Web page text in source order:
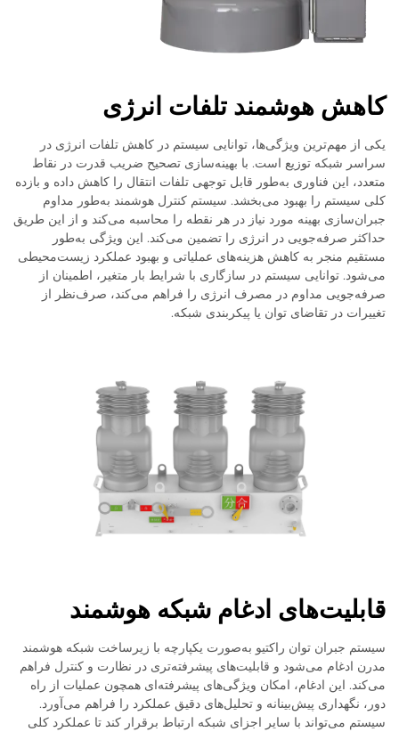
کاهش هوشمند تلفات انرژی
یکی از مهم‌ترین ویژگی‌ها، توانایی سیستم در کاهش تلفات انرژی در
سراسر شبکه توزیع است. با بهینه‌سازی تصحیح ضریب قدرت در نقاط
متعدد، این فناوری به‌طور قابل توجهی تلفات انتقال را کاهش داده و بازده
کلی سیستم را بهبود می‌بخشد. سیستم کنترل هوشمند به‌طور مداوم
جبران‌سازی بهینه مورد نیاز در هر نقطه را محاسبه می‌کند و از این طریق
حداکثر صرفه‌جویی در انرژی را تضمین می‌کند. این ویژگی به‌طور
مستقیم منجر به کاهش هزینه‌های عملیاتی و بهبود عملکرد زیست‌محیطی
می‌شود. توانایی سیستم در سازگاری با شرایط بار متغیر، اطمینان از
صرفه‌جویی مداوم در مصرف انرژی را فراهم می‌کند، صرف‌نظر از
تغییرات در تقاضای توان یا پیکربندی شبکه.
قابلیت‌های ادغام شبکه هوشمند
سیستم جبران توان راکتیو به‌صورت یکپارچه با زیرساخت شبکه هوشمند
مدرن ادغام می‌شود و قابلیت‌های پیشرفته‌تری در نظارت و کنترل فراهم
می‌کند. این ادغام، امکان ویژگی‌های پیشرفته‌ای همچون عملیات از راه
دور، نگهداری پیش‌بینانه و تحلیل‌های دقیق عملکرد را فراهم می‌آورد.
سیستم می‌تواند با سایر اجزای شبکه ارتباط برقرار کند تا عملکرد کلی